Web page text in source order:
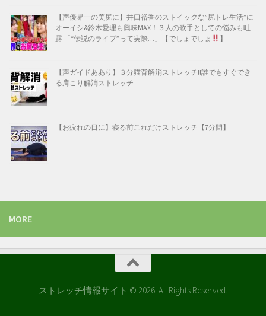
【声優界一の美尻に】井口裕香のストイックな”尻トレ生活”に
オーイシ&鈴木愛理も興味MAX！３人の歌手としての悩みも吐
露 「“伝説のライブ”って実際…」【でしょでしょ
】
【声ガイドああり】３分猫背解消ストレッチ!!誰でもすぐでき
る肩こり解消ストレッチ
【お疲れの日に】寝る前これだけストレッチ【7分間】
MORE
ストレッチ情報サイト © 2026. All Rights Reserved.